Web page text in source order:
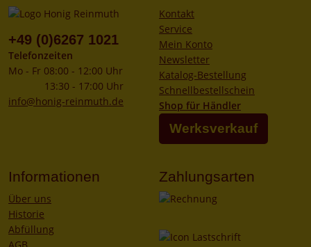
+49 (0)6267 1021
Telefonzeiten
Mo - Fr 08:00 - 12:00 Uhr
13:30 - 17:00 Uhr
info@honig-reinmuth.de
Kontakt
Service
Mein Konto
Newsletter
Katalog-Bestellung
Schnellbestellschein
Shop für Händler
Werksverkauf
Informationen
Über uns
Historie
Abfüllung
Zahlungsarten